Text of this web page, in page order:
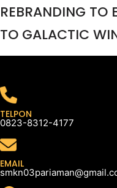
REBRANDING TO
TO GALACTIC
TELPON
0823-8312-4177
EMAIL